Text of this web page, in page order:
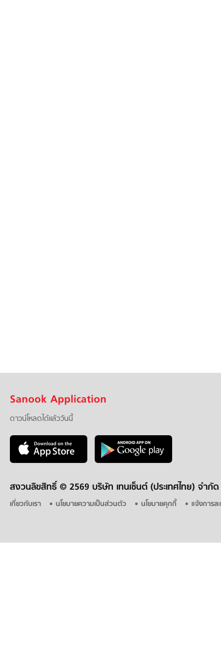
Sanook Application
ดาวน์โหลดได้แล้ววันนี้
สงวนลิขสิทธิ์ © 2569 บริษัท เทนเซ็นต์ (ประเทศไทย) จำกัด
เกี่ยวกับเรา นโยบายความเป็นส่วนตัว นโยบายคุกกี้ แจ้งการล